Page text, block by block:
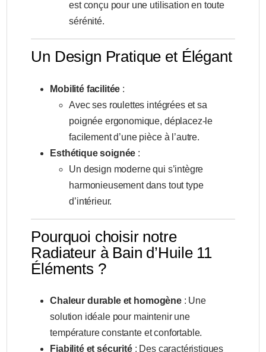
est conçu pour une utilisation en toute
sérénité.
Un Design Pratique et Élégant
Mobilité facilitée :
Avec ses roulettes intégrées et sa
poignée ergonomique, déplacez-le
facilement d’une pièce à l’autre.
Esthétique soignée :
Un design moderne qui s’intègre
harmonieusement dans tout type
d’intérieur.
Pourquoi choisir notre
Radiateur à Bain d’Huile 11
Éléments ?
Chaleur durable et homogène: Une
solution idéale pour maintenir une
température constante et confortable.
Fiabilité et sécurité: Des caractéristiques